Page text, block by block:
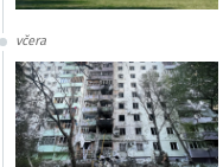
včera